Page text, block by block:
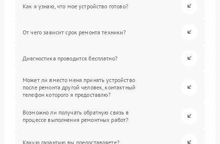
Как я узнаю, что мое устройство готово?
От чего зависит срок ремонта техники?
Диагностика проводится бесплатно?
Может ли вместо меня принять устройство
после ремонта другой человек, контактный
телефон которого я предоставлю?
Возможно ли получать обратную связь в
процессе выполнения ремонтных работ?
Какую гарантию вы предоставляете?